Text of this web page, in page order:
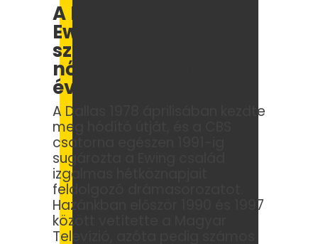
A Dallas sorozat Ellie
Ewing-jét alakító
színésznő álomszép
nő volt a 20-as
éveiben (Fotók!)
A Dallas 1978 áprilisában kezdte
meg hódító útját, és a CBS
csatorna egészen 1991-ig
sugározta a Ewing család
izgalmas hétköznapjait
feldolgozó drámasorozatot.
Hazánkban először 1990 és 1997
között vetítette a Magyar
Televízió, azóta pedig számos